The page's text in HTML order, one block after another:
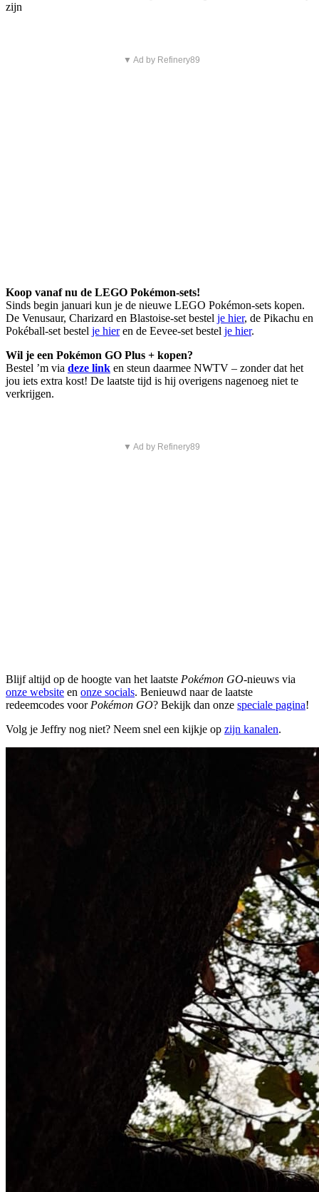
zijn
▼ Ad by Refinery89
Koop vanaf nu de LEGO Pokémon-sets!
Sinds begin januari kun je de nieuwe LEGO Pokémon-sets kopen.
De Venusaur, Charizard en Blastoise-set bestel je hier, de Pikachu en
Pokéball-set bestel je hieren de Eevee-set bestel je hier.
Wil je een Pokémon GO Plus + kopen?
Bestel ’m via deze link en steun daarmee NWTV – zonder dat het
jou iets extra kost! De laatste tijd is hij overigens nagenoeg niet te
verkrijgen.
▼ Ad by Refinery89
Blijf altijd op de hoogte van het laatste Pokémon GO-nieuws via
onze website en onze socials. Benieuwd naar de laatste
redeemcodes voor Pokémon GO? Bekijk dan onze speciale pagina!
Volg je Jeffry nog niet? Neem snel een kijkje op zijn kanalen.